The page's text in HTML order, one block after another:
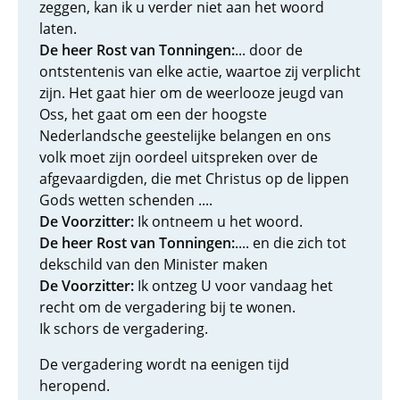
zeggen, kan ik u verder niet aan het woord
laten.
De heer Rost van Tonningen:... door de
ontstentenis van elke actie, waartoe zij verplicht
zijn. Het gaat hier om de weerlooze jeugd van
Oss, het gaat om een der hoogste
Nederlandsche geestelijke belangen en ons
volk moet zijn oordeel uitspreken over de
afgevaardigden, die met Christus op de lippen
Gods wetten schenden ....
De Voorzitter: Ik ontneem u het woord.
De heer Rost van Tonningen:.... en die zich tot
dekschild van den Minister maken
De Voorzitter: Ik ontzeg U voor vandaag het
recht om de vergadering bij te wonen.
Ik schors de vergadering.
De vergadering wordt na eenigen tijd
heropend.